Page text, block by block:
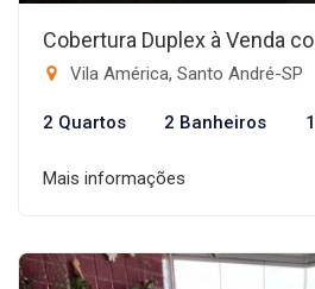
Cobertura Duplex à Venda
Vila América, Santo André-SP
2 Quartos 2 Banheiros
Mais informações